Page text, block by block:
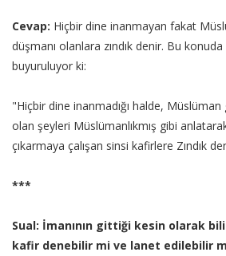
Cevap: Hiçbir dine inanmayan fakat
düşmanı olanlara zındık denir. Bu
buyuruluyor ki:
"Hiçbir dine inanmadığı halde,
olan şeyleri Müslümanlıkmış gibi
çıkarmaya çalışan sinsi kafirlere Zındık
***
Sual: İmanının gittiği kesin olarak
kafir denebilir mi ve lanet edilebilir